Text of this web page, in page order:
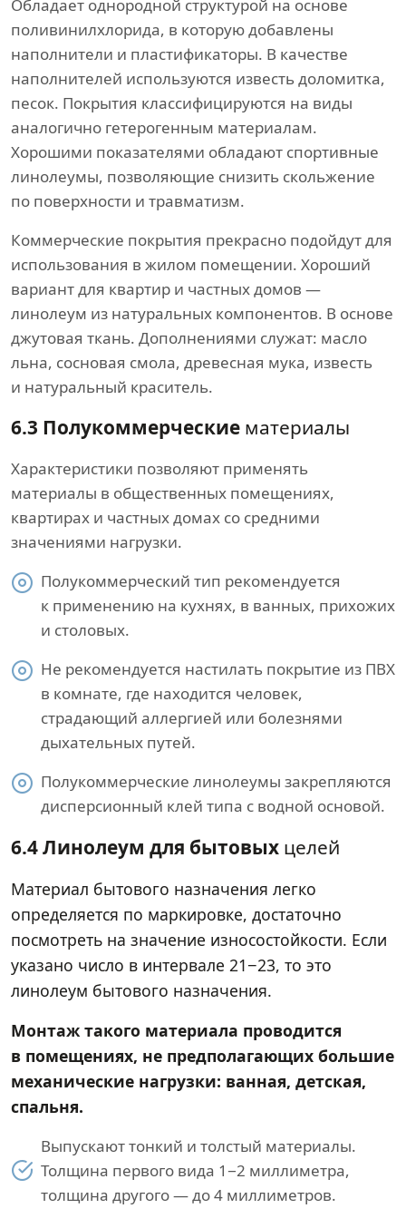
Обладает однородной структурой на основе
поливинилхлорида, в которую добавлены
наполнители и пластификаторы. В качестве
наполнителей используются известь доломитка,
песок. Покрытия классифицируются на виды
аналогично гетерогенным материалам.
Хорошими показателями обладают спортивные
линолеумы, позволяющие снизить скольжение
по поверхности и травматизм.
Коммерческие покрытия прекрасно подойдут для
использования в жилом помещении. Хороший
вариант для квартир и частных домов —
линолеум из натуральных компонентов. В основе
джутовая ткань. Дополнениями служат: масло
льна, сосновая смола, древесная мука, известь
и натуральный краситель.
6.3 Полукоммерческие материалы
Характеристики позволяют применять
материалы в общественных помещениях,
квартирах и частных домах со средними
значениями нагрузки.
Полукоммерческий тип рекомендуется
к применению на кухнях, в ванных, прихожих
и столовых.
Не рекомендуется настилать покрытие из ПВХ
в комнате, где находится человек,
страдающий аллергией или болезнями
дыхательных путей.
Полукоммерческие линолеумы закрепляются
дисперсионный клей типа с водной основой.
6.4 Линолеум для бытовых целей
Материал бытового назначения легко
определяется по маркировке, достаточно
посмотреть на значение износостойкости. Если
указано число в интервале 21−23, то это
линолеум бытового назначения.
Монтаж такого материала проводится
в помещениях, не предполагающих большие
механические нагрузки: ванная, детская,
спальня.
Выпускают тонкий и толстый материалы.
Толщина первого вида 1−2 миллиметра,
толщина другого — до 4 миллиметров.